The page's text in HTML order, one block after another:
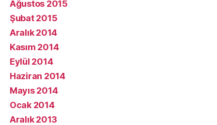
Ağustos 2015
Şubat 2015
Aralık 2014
Kasım 2014
Eylül 2014
Haziran 2014
Mayıs 2014
Ocak 2014
Aralık 2013